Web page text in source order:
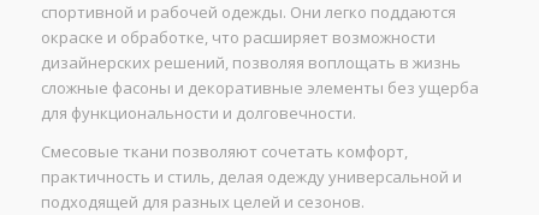
спортивной и рабочей одежды. Они легко поддаются
окраске и обработке, что расширяет возможности
дизайнерских решений, позволяя воплощать в жизнь
сложные фасоны и декоративные элементы без ущерба
для функциональности и долговечности.
Смесовые ткани позволяют сочетать комфорт,
практичность и стиль, делая одежду универсальной и
подходящей для разных целей и сезонов.